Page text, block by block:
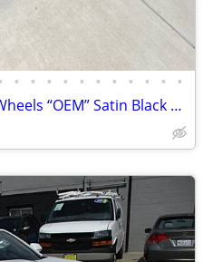
• • • • • • • • • • •
20’ Inch Chevrolet Camaro Wheels “OEM” Satin Black Alloy Rims 5x120